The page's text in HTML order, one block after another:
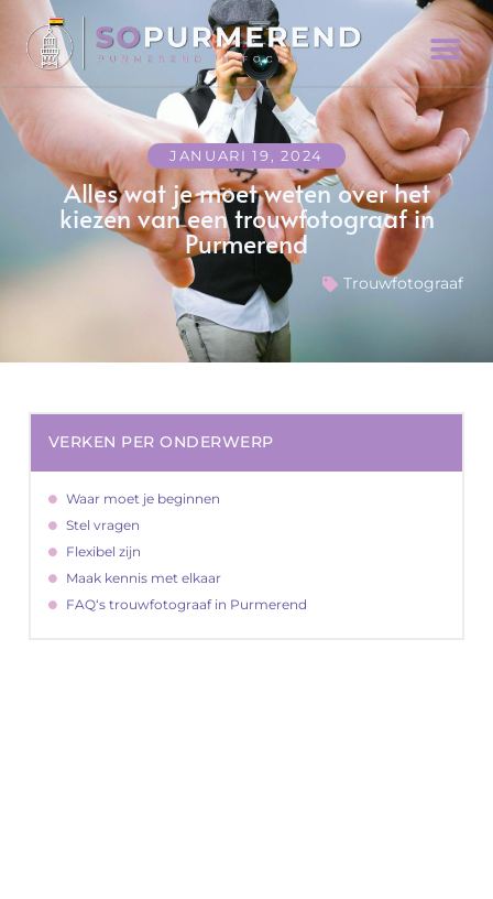
JANUARI 19, 2024
Alles wat je moet weten over het
kiezen van een trouwfotograaf in
Purmerend
Trouwfotograaf
VERKEN PER ONDERWERP
Waar moet je beginnen
Stel vragen
Flexibel zijn
Maak kennis met elkaar
FAQ‘s trouwfotograaf in Purmerend